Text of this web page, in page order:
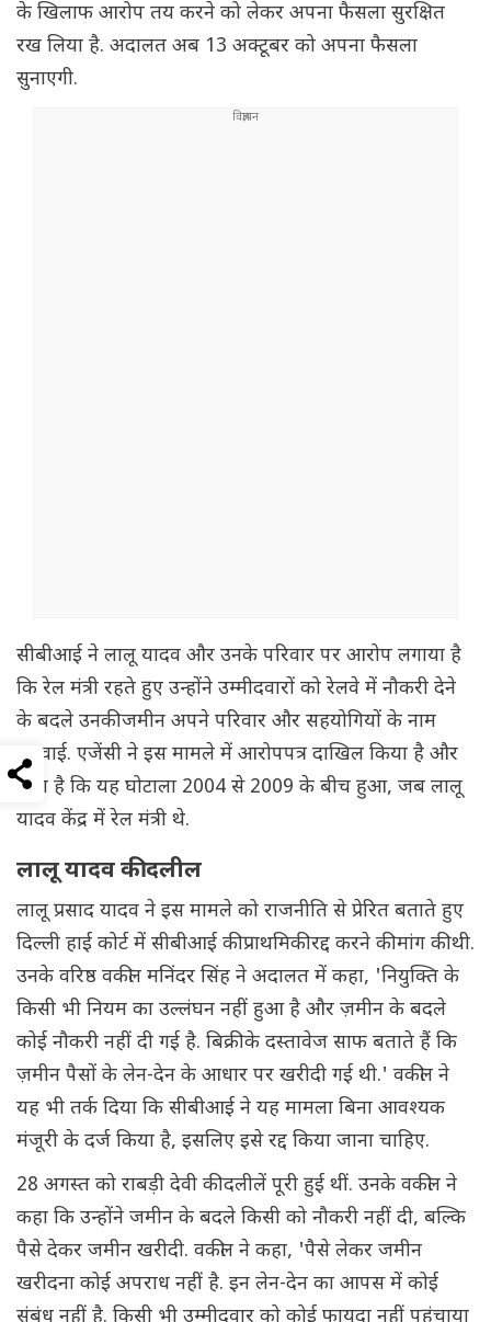
के खिलाफ आरोप तय करने को लेकर अपना फैसला सुरक्षित
रख लिया है. अदालत अब 13 अक्टूबर को अपना फैसला
सुनाएगी.
सीबीआई ने लालू यादव और उनके परिवार पर आरोप लगाया है
कि रेल मंत्री रहते हुए उन्होंने उम्मीदवारों को रेलवे में नौकरी देने
के बदले उनकी जमीन अपने परिवार और सहयोगियों के नाम
करवाई. एजेंसी ने इस मामले में आरोपपत्र दाखिल किया है और
कहा है कि यह घोटाला 2004 से 2009 के बीच हुआ, जब लालू
यादव केंद्र में रेल मंत्री थे.
लालू यादव की दलील
लालू प्रसाद यादव ने इस मामले को राजनीति से प्रेरित बताते हुए
दिल्ली हाई कोर्ट में सीबीआई की प्राथमिकी रद्द करने की मांग की थी.
उनके वरिष्ठ वकील मनिंदर सिंह ने अदालत में कहा, 'नियुक्ति के
किसी भी नियम का उल्लंघन नहीं हुआ है और ज़मीन के बदले
कोई नौकरी नहीं दी गई है. बिक्री के दस्तावेज साफ बताते हैं कि
ज़मीन पैसों के लेन-देन के आधार पर खरीदी गई थी.' वकील ने
यह भी तर्क दिया कि सीबीआई ने यह मामला बिना आवश्यक
मंजूरी के दर्ज किया है, इसलिए इसे रद्द किया जाना चाहिए.
28 अगस्त को राबड़ी देवी की दलीलें पूरी हुई थीं. उनके वकील ने
कहा कि उन्होंने जमीन के बदले किसी को नौकरी नहीं दी, बल्कि
पैसे देकर जमीन खरीदी. वकील ने कहा, 'पैसे लेकर जमीन
खरीदना कोई अपराध नहीं है. इन लेन-देन का आपस में कोई